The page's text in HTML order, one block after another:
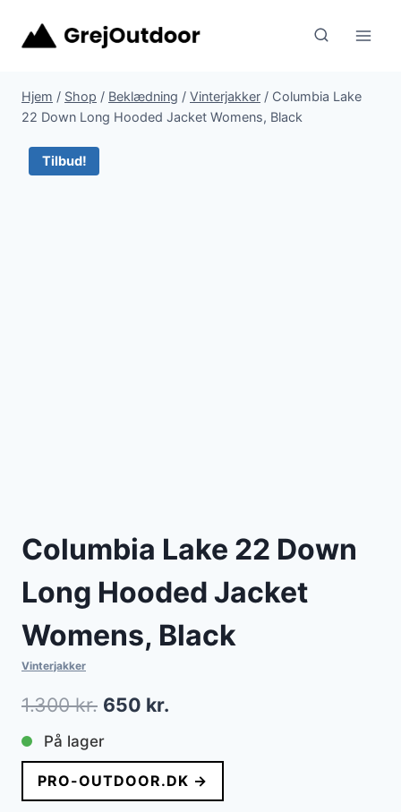
Hjem / Shop / Beklædning / Vinterjakker / Columbia Lake
22 Down Long Hooded Jacket Womens, Black
Tilbud!
Columbia Lake 22 Down
Long Hooded Jacket
Womens, Black
Vinterjakker
1.300kr. Den
oprindelige
pris
var:
650 kr.
pris
er:
På lager
PRO-OUTDOOR.DK →